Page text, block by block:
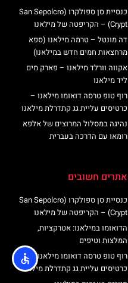
כנסיית סן ספולקרו (San Sepolcro
Crypt) – הקריפטה של מילאנו
דה מונטל – טרמה מילאנו (ספא
מרחצאות חמים חדש במילאנו)
אקווה וורלד מילאנו – פארק מים
ליד מילאנו
רוף טופ טרסה דואומו מילאנו –
כרטיסים עליית גג קתדרלת מילאנו
נהיגה במסלול המרוצים של אלפא
רומאו עם הדרכה בעברית
אתרים חשובים
כנסיית סן ספולקרו (San Sepolcro
Crypt) – הקריפטה של מילאנו
הדואומו במילאנו: אטרקציות,
המלצות וטיפים
רוף טופ טרסה דואומו מילאנו –
כרטיסים עליית גג קתדרלת מילאנו